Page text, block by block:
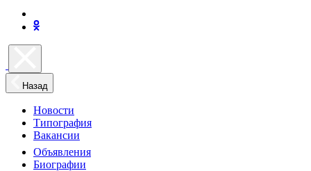
Назад
Новости
Типография
Вакансии
Объявления
Биографии